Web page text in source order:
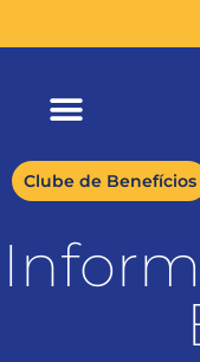
Clube de Benefícios